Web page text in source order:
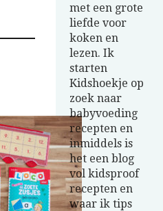
met een grote
liefde voor
koken en
lezen. Ik
starten
Kidshoekje op
zoek naar
babyvoeding
recepten en
inmiddels is
het een blog
vol kidsproof
recepten en
waar ik tips